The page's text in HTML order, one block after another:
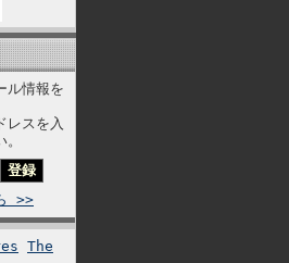
ル情報を
レスを入
>>
The